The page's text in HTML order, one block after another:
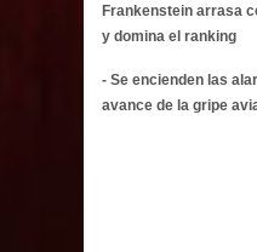
Frankenstein arrasa
y domina el ranking
- Se encienden las
avance de la gripe